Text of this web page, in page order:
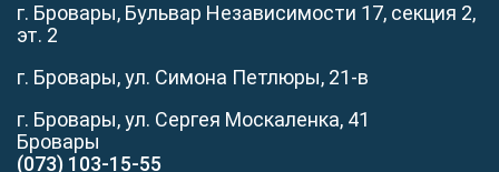
г. Бровары, Бульвар Независимости 17, секция 2,
эт. 2
г. Бровары, ул. Симона Петлюры, 21-в
г. Бровары, ул. Сергея Москаленка, 41
Бровары
(073) 103-15-55